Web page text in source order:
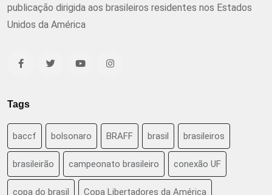
publicação dirigida aos brasileiros residentes nos Estados
Unidos da América
Tags
baccf bolsonaro BRAFF brasil brasileiros
brasileirão campeonato brasileiro conexão UF
copa do brasil Copa Libertadores da América